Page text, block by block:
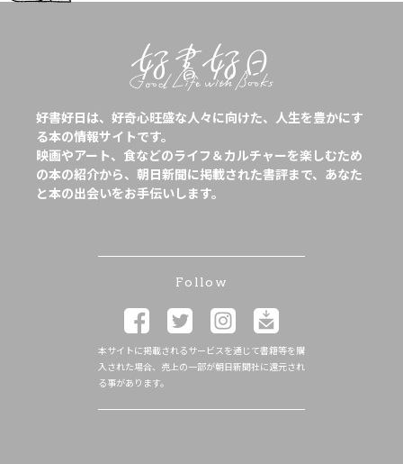
好書好日は、好奇心旺盛な人々に向けた、人生を豊かにす
る本の情報サイトです。
映画やアート、食などのライフ＆カルチャーを楽しむため
の本の紹介から、朝日新聞に掲載された書評まで、あなた
と本の出会いをお手伝いします。
Follow
本サイトに掲載されるサービスを通じて書籍等を購
入された場合、売上の一部が朝日新聞社に還元され
る事があります。